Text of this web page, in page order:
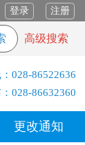
登录 注册
高级搜索
028-86522636
028-86632360
更改通知